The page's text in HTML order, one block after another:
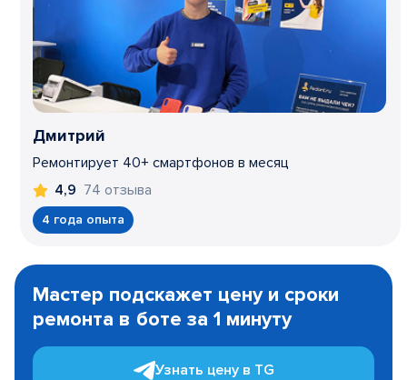
Дмитрий
Ремонтирует 40+ смартфонов в месяц
4,9 74 отзыва
4 года опыта
1
Мастер подскажет цену и сроки
ремонта в боте за 1 минуту
Узнать цену в TG